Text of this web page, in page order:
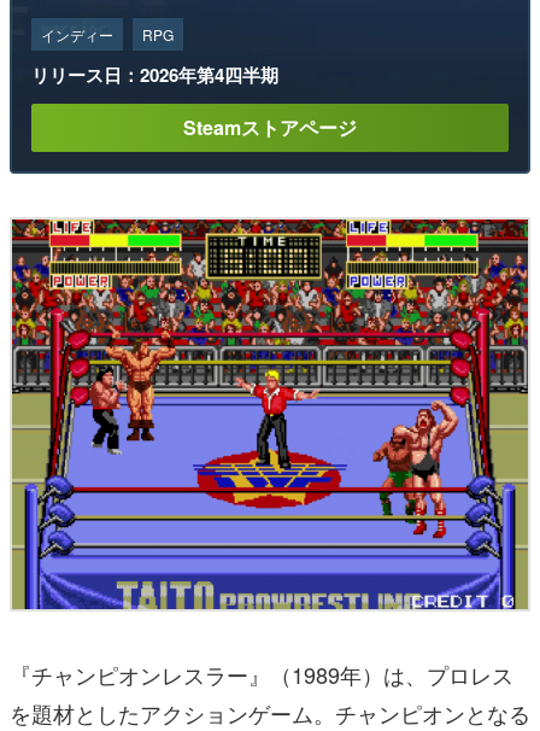
インディー RPG
リリース日：2026年第4四半期
Steamストアページ
『チャンピオンレスラー』（1989年）は、プロレス
を題材としたアクションゲーム。チャンピオンとなる